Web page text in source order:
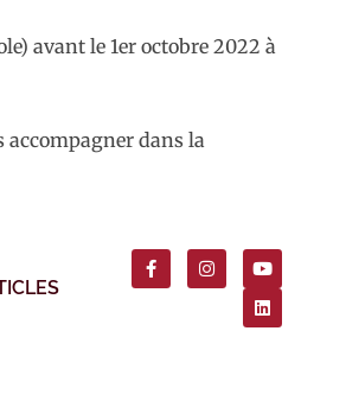
avant le 1er octobre 2022 à
accompagner dans la